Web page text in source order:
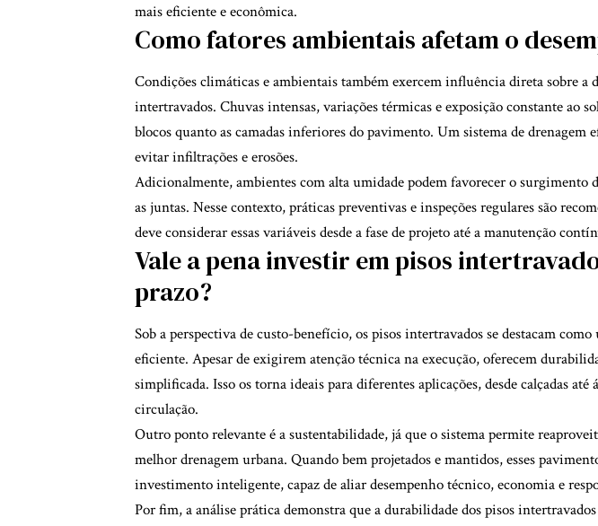
mais eficiente e econômica.
Como fatores ambientais afetam o
Condições climáticas e ambientais também exercem influência direta sobre a
intertravados. Chuvas intensas, variações térmicas e exposição constante ao
blocos quanto as camadas inferiores do pavimento. Um sistema de drenagem
evitar infiltrações e erosões.
Adicionalmente, ambientes com alta umidade podem favorecer o surgimento
as juntas. Nesse contexto, práticas preventivas e inspeções regulares são
deve considerar essas variáveis desde a fase de projeto até a manutenção
Vale a pena investir em pisos
prazo?
Sob a perspectiva de custo-benefício, os pisos intertravados se destacam
eficiente. Apesar de exigirem atenção técnica na execução, oferecem
simplificada. Isso os torna ideais para diferentes aplicações, desde calçadas
circulação.
Outro ponto relevante é a sustentabilidade, já que o sistema permite
melhor drenagem urbana. Quando bem projetados e mantidos, esses
investimento inteligente, capaz de aliar desempenho técnico, economia e
Por fim, a análise prática demonstra que a durabilidade dos pisos intertravados